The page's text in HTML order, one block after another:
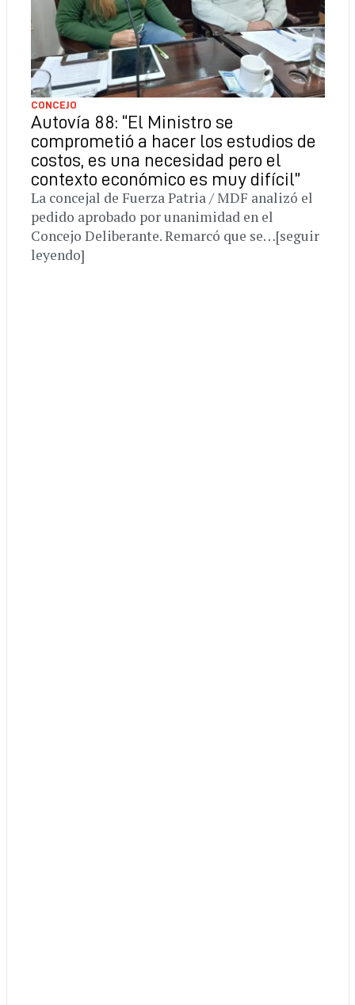
CONCEJO
Autovía 88: “El Ministro se
comprometió a hacer los estudios de
costos, es una necesidad pero el
contexto económico es muy difícil”
La concejal de Fuerza Patria / MDF analizó el
pedido aprobado por unanimidad en el
Concejo Deliberante. Remarcó que se…[seguir
leyendo]